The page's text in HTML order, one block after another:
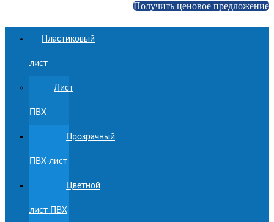
Получить ценовое предложение
Пластиковый
лист
Лист
ПВХ
Прозрачный
ПВХ-лист
Цветной
лист ПВХ